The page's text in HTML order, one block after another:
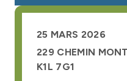
25 MARS 2026
229 CHEMIN
K1L 7G1